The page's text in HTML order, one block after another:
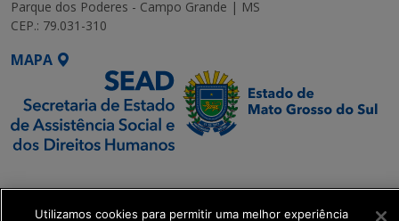
Parque dos Poderes - Campo Grande | MS
CEP.: 79.031-310
MAPA
Executiva de
Transformação Digital
Utilizamos cookies para permitir uma melhor experiência